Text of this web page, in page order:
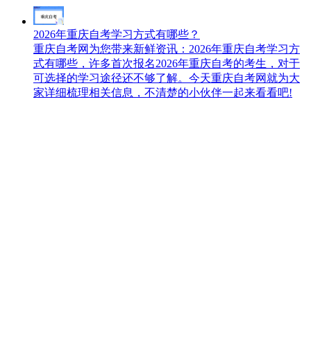
2026年重庆自考学习方式有哪些？
重庆自考网为您带来新鲜资讯：2026年重庆自考学习方
式有哪些，许多首次报名2026年重庆自考的考生，对于
可选择的学习途径还不够了解。今天重庆自考网就为大
家详细梳理相关信息，不清楚的小伙伴一起来看看吧!